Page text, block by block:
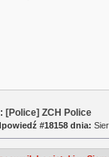
[Police] ZCH Police
#18158 dnia: